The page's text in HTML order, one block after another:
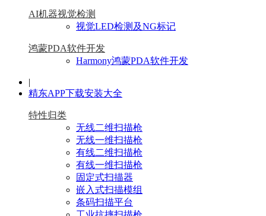
AI机器视觉检测
视觉LED检测及NG标记
鸿蒙PDA软件开发
Harmony鸿蒙PDA软件开发
|
精东APP下载安装大全
特性归类
无线二维扫描枪
无线一维扫描枪
有线二维扫描枪
有线一维扫描枪
固定式扫描器
嵌入式扫描模组
条码扫描平台